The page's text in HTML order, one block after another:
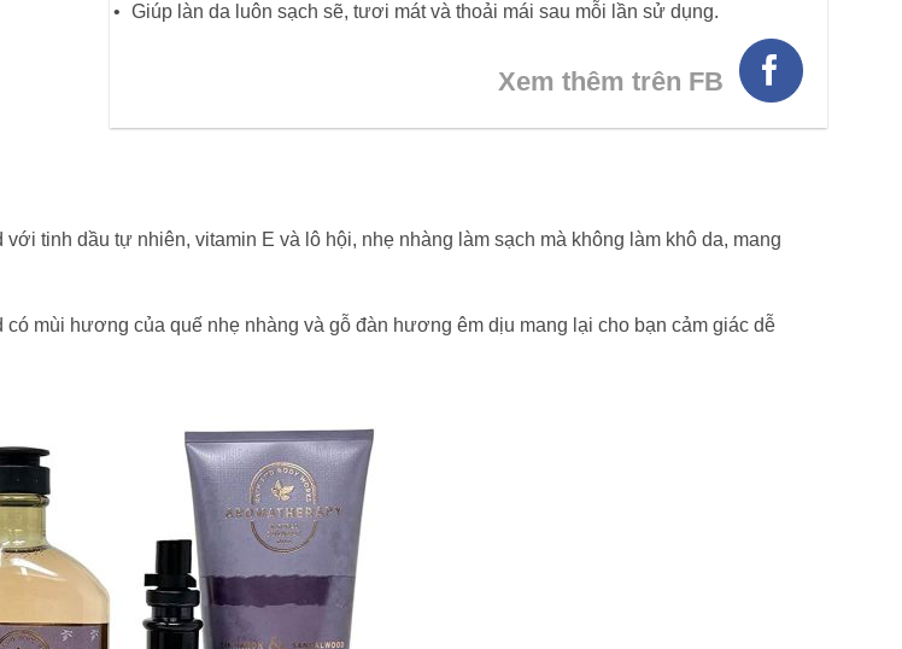
Giúp làn da luôn sạch sẽ, tươi mát và thoải mái sau mỗi lần sử dụng.
Xem thêm trên FB
tinh dầu tự nhiên, vitamin E và lô hội, nhẹ nhàng làm sạch mà không làm khô da, mang
mùi hương của quế nhẹ nhàng và gỗ đàn hương êm dịu mang lại cho bạn cảm giác dễ